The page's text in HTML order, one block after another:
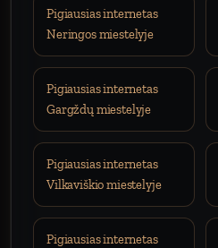
Pigiausias internetas
Neringos miestelyje
Pigiausias internetas
Gargždų miestelyje
Pigiausias internetas
Vilkaviškio miestelyje
Pigiausias internetas